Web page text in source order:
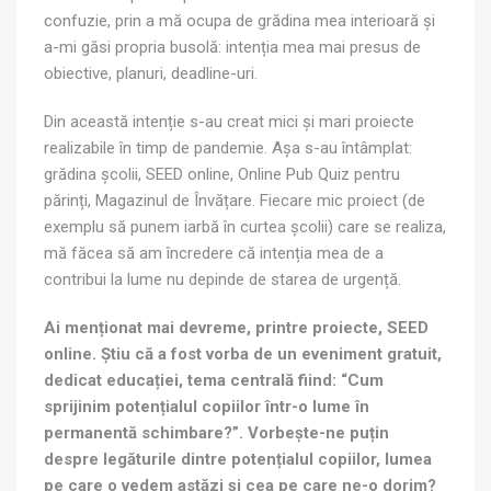
confuzie, prin a mă ocupa de grădina mea interioară și
a-mi găsi propria busolă: intenția mea mai presus de
obiective, planuri, deadline-uri.
Din această intenție s-au creat mici și mari proiecte
realizabile în timp de pandemie. Așa s-au întâmplat:
grădina școlii, SEED online, Online Pub Quiz pentru
părinți, Magazinul de Învățare. Fiecare mic proiect (de
exemplu să punem iarbă în curtea școlii) care se realiza,
mă făcea să am încredere că intenția mea de a
contribui la lume nu depinde de starea de urgență.
Ai menționat mai devreme, printre proiecte, SEED
online. Știu că a fost vorba de un eveniment gratuit,
dedicat educației, tema centrală fiind: “Cum
sprijinim potențialul copiilor într-o lume în
permanentă schimbare?”. Vorbește-ne puțin
despre legăturile dintre potențialul copiilor, lumea
pe care o vedem astăzi și cea pe care ne-o dorim?